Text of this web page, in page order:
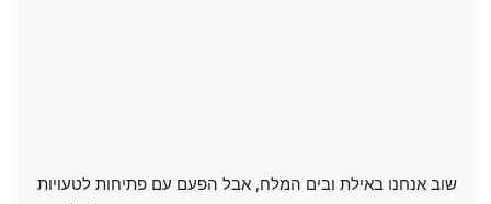
שוב אנחנו באילת ובים המלח, אבל הפעם עם פתיחות לטעויות